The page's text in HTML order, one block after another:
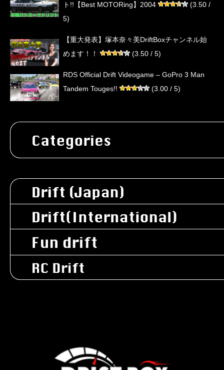
ト!!【Best MOTORing】2004
(3.50 /
5)
【重大発表】塚本奈々美DriftBoxチャンネル始
めます！！
(3.50 / 5)
RDS Official Drift Videogame – GoPro 3 Man
Tandem Touges!!
(3.00 / 5)